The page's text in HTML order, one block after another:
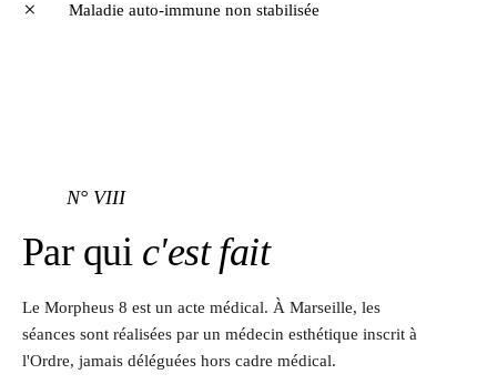
Maladie auto-immune non stabilisée
N° VIII
Par qui c'est fait
Le Morpheus 8 est un acte médical. À Marseille, les
séances sont réalisées par un médecin esthétique inscrit à
l'Ordre, jamais déléguées hors cadre médical.